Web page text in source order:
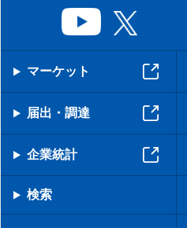
マーケット
届出・調達
企業統計
検索